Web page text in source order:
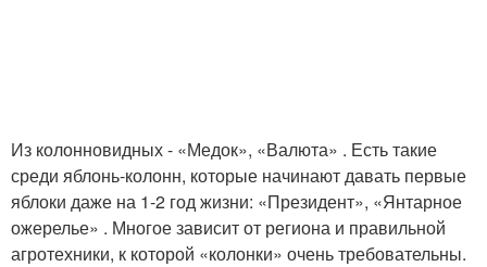
Из колонновидных - «Медок», «Валюта» . Есть такие
среди яблонь-колонн, которые начинают давать первые
яблоки даже на 1-2 год жизни: «Президент», «Янтарное
ожерелье» . Многое зависит от региона и правильной
агротехники, к которой «колонки» очень требовательны.